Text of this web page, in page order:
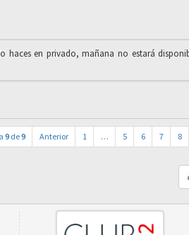
haces en privado, mañana no estará
9 de9 Anterior 1 … 5 6 7 8